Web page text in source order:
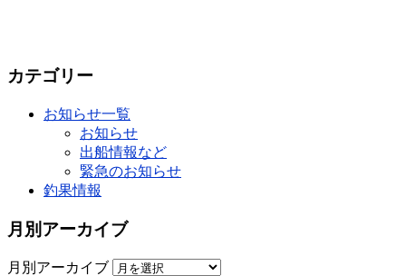
カテゴリー
お知らせ一覧
お知らせ
出船情報など
緊急のお知らせ
釣果情報
月別アーカイブ
月別アーカイブ